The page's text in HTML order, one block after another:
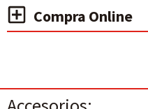
Compra Online